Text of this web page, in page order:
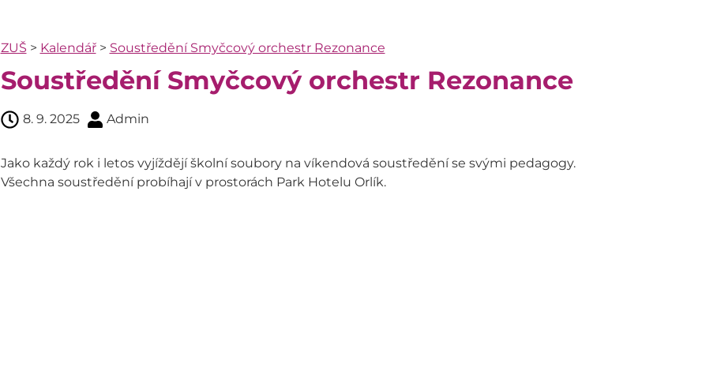
ZUŠ > Kalendář> Soustředění Smyčcový orchestr Rezonance
Soustředění Smyčcový orchestr Rezonance
8. 9. 2025 Admin
Jako každý rok i letos vyjíždějí školní soubory na víkendová soustředění se svými pedagogy.
Všechna soustředění probíhají v prostorách Park Hotelu Orlík.